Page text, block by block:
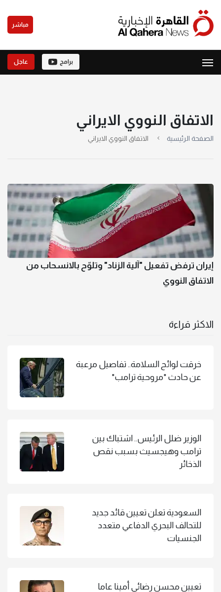
مباشر
برامج عاجل
الاتفاق النووي الايراني
الصفحة الرئيسية الاتفاق النووي الايراني
إيران ترفض تفعيل "آلية الزناد" وتلوّح بالانسحاب من
الاتفاق النووي
الاكثر قراءة
خرقت لوائح السلامة.. تفاصيل مرعبة
عن حادث "مروحية ترامب"
الوزير ضلل الرئيس.. اشتباك بين
ترامب وهيجسيث بسبب نقص
الذخائر
السعودية تعلن تعيين قائد جديد
للتحالف البحري الدفاعي متعدد
الجنسيات
تعيين محسن رضائي أمينا عاما